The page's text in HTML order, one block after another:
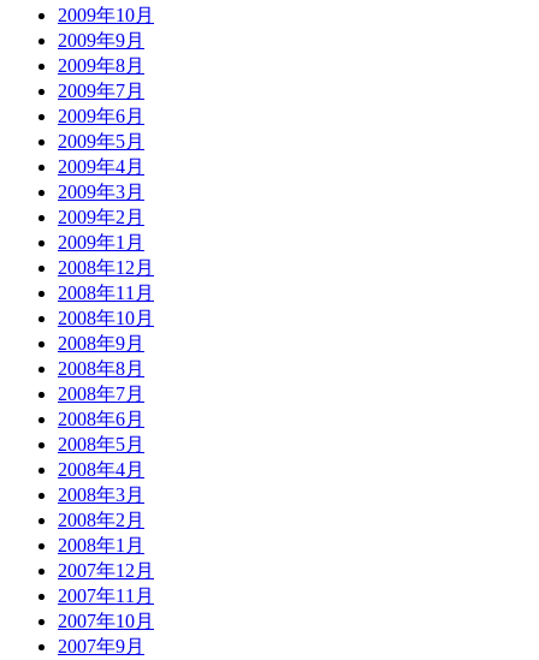
2009年10月
2009年9月
2009年8月
2009年7月
2009年6月
2009年5月
2009年4月
2009年3月
2009年2月
2009年1月
2008年12月
2008年11月
2008年10月
2008年9月
2008年8月
2008年7月
2008年6月
2008年5月
2008年4月
2008年3月
2008年2月
2008年1月
2007年12月
2007年11月
2007年10月
2007年9月